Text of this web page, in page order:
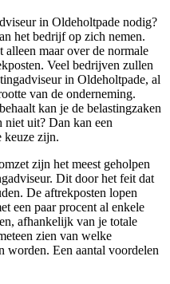
in Oldeholtpade nodig?
het bedrijf op zich nemen.
maar over de normale
Veel bedrijven zullen
in Oldeholtpade, al
van de onderneming.
kan je de belastingzaken
uit? Dan kan een
keuze zijn.
zijn het meest geholpen
Dit door het feit dat
De aftrekposten lopen
een paar procent al enkele
afhankelijk van je totale
zien van welke
worden. Een aantal voordelen